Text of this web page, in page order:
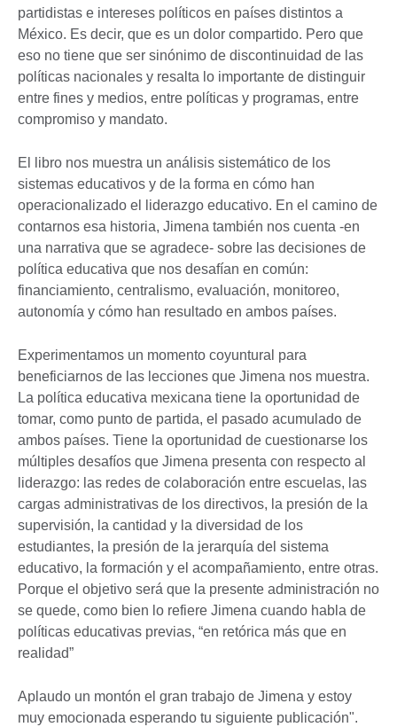
partidistas e intereses políticos en países distintos a
México. Es decir, que es un dolor compartido. Pero que
eso no tiene que ser sinónimo de discontinuidad de las
políticas nacionales y resalta lo importante de distinguir
entre fines y medios, entre políticas y programas, entre
compromiso y mandato.
El libro nos muestra un análisis sistemático de los
sistemas educativos y de la forma en cómo han
operacionalizado el liderazgo educativo. En el camino de
contarnos esa historia, Jimena también nos cuenta -en
una narrativa que se agradece- sobre las decisiones de
política educativa que nos desafían en común:
financiamiento, centralismo, evaluación, monitoreo,
autonomía y cómo han resultado en ambos países.
Experimentamos un momento coyuntural para
beneficiarnos de las lecciones que Jimena nos muestra.
La política educativa mexicana tiene la oportunidad de
tomar, como punto de partida, el pasado acumulado de
ambos países. Tiene la oportunidad de cuestionarse los
múltiples desafíos que Jimena presenta con respecto al
liderazgo: las redes de colaboración entre escuelas, las
cargas administrativas de los directivos, la presión de la
supervisión, la cantidad y la diversidad de los
estudiantes, la presión de la jerarquía del sistema
educativo, la formación y el acompañamiento, entre otras.
Porque el objetivo será que la presente administración no
se quede, como bien lo refiere Jimena cuando habla de
políticas educativas previas, “en retórica más que en
realidad”
Aplaudo un montón el gran trabajo de Jimena y estoy
muy emocionada esperando tu siguiente publicación".